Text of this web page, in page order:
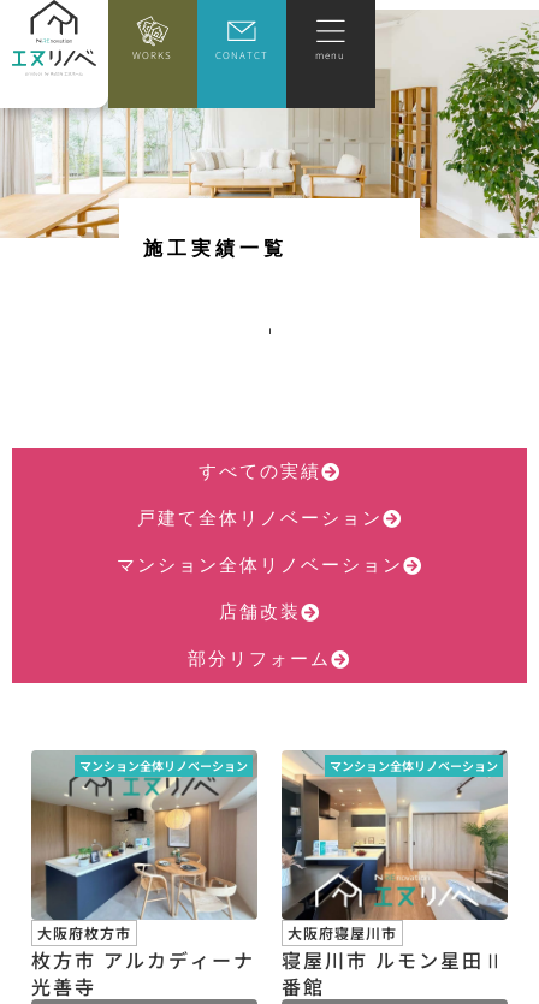
WORKS CONATCT menu
施工 実 績 一 覧
すべての実績
戸建て全体リノベーション
マンション全体リノベーション
店舗改装
部分リフォーム
マンション全体リノベーション
大阪府枚方市
枚方市 アルカディーナ
光善寺
マンション全体リノベーション
大阪府寝屋川市
寝屋川市 ルモン星田Ⅱ
番館